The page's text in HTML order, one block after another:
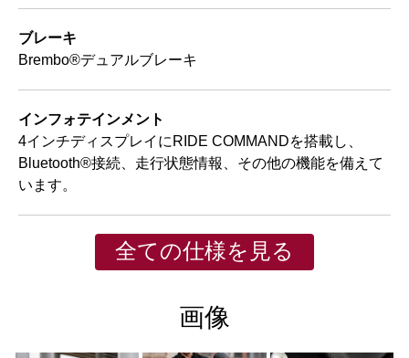
ブレーキ
Brembo®デュアルブレーキ
インフォテインメント
4インチディスプレイにRIDE COMMANDを搭載し、
Bluetooth®接続、走行状態情報、その他の機能を備えて
います。
全ての仕様を見る
画像